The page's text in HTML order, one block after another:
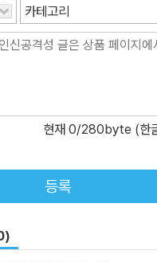
주었다. 또한 한 카드 회사의
는 말이 전 국민의 유행이 되
하게 늘어났다. 예전에는 부자
관심을 갖기 시작했다. 그리
, 이러한 부자 열풍 탓으로 ≪
부가 넘는 공전의 히트를 기
수 있는지에 대해 궁금해했
아니라 실명이라는 것과 미
카테고리
현재 0/280byte (한
등록